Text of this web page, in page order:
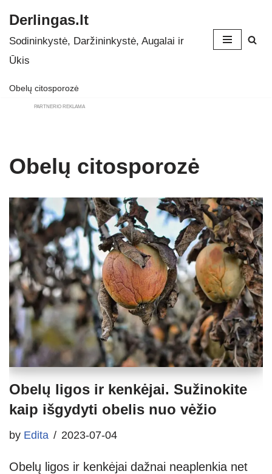
Skip
to
Derlingas.lt
Sodininkystė, Daržininkystė, Augalai ir
Ūkis
Obelų citosporozė
PARTNERIO REKLAMA
Obelų citosporozė
Obelų ligos ir kenkėjai. Sužinokite
kaip išgydyti obelis nuo vėžio
by Edita 2023-07-04
Obelų ligos ir kenkėjai dažnai neaplenkia net